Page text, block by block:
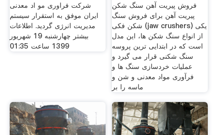
شرکت فراوری مو اد معدنی
ایران موفق به استقرار سیستم
مدیریت انرژی گردید. اطلاعات
بیشتر چهارشنبه 19 شهریور
1399 ساعت 01:35
فروش پیریت آهن سنگ شکن
پیریت آهن برای فروش سنگ
شکن فکی (jaw crushers) یکی
از انواع سنگ شکن ها، این مدل
است که در ابتدایی ترین پروسه
سنگ شکنی قرار می گیرد و
عملیات خردسازی سنگ ها و
فرآوری مواد معدنی و شن و
ماسه را بر